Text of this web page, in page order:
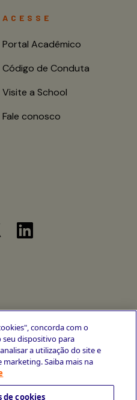
ACESSE
Portal Acadêmico
Código de Conduta
Visite a School
Fale conosco
concorda com o
dispositivo para
a utilização do site e
marketing. Saiba mais na
de cookies